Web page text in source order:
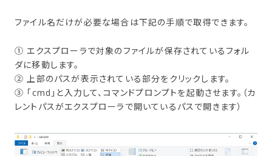
ファイル名だけが必要な場合は下記の手順で取得できます。
① エクスプローラで対象のファイルが保存されているフォル
ダに移動します。
② 上部のパスが表示されている部分をクリックします。
③ 「cmd」と入力して、コマンドプロンプトを起動させます。（カ
レントパスがエクスプローラで開いているパスで開きます）